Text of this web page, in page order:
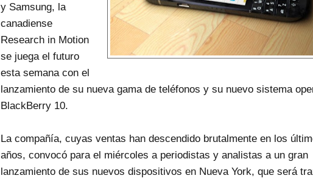
y Samsung, la
canadiense
Research in Motion
se juega el futuro
esta semana con el
lanzamiento de su nueva gama de teléfonos y su nuevo sistema
BlackBerry 10.
La compañía, cuyas ventas han descendido brutalmente en los
años, convocó para el miércoles a periodistas y analistas a un gran
lanzamiento de sus nuevos dispositivos en Nueva York, que será